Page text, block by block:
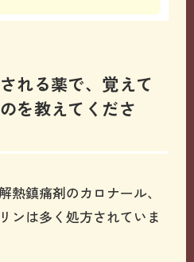
れる薬で、覚えて
を教えてくださ
熱鎮痛剤のカロナール、
ンは多く処方されていま